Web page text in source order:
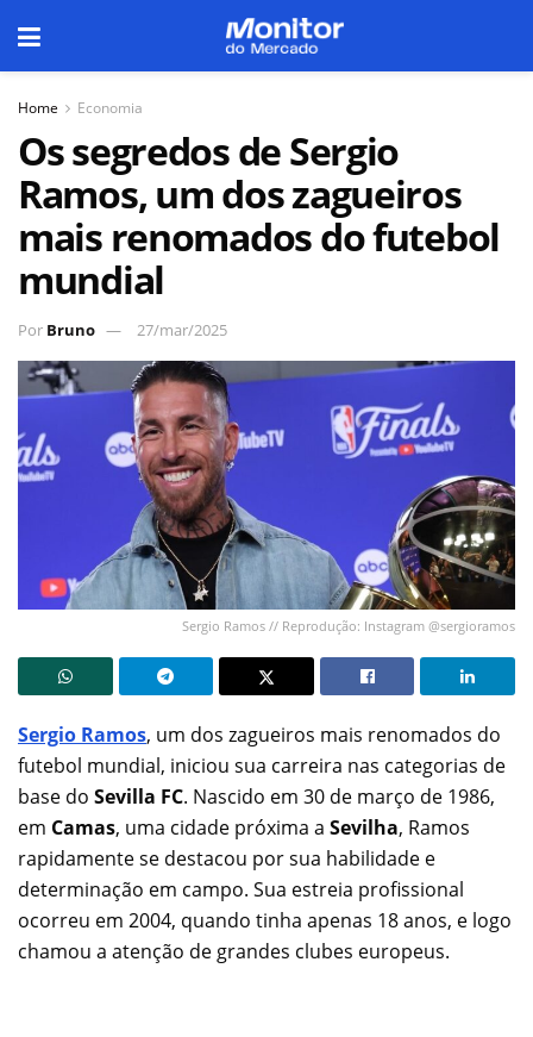
Home Economia
Os segredos de Sergio
Ramos, um dos zagueiros
mais renomados do futebol
mundial
Por Bruno 27/mar/2025
Sergio Ramos // Reprodução: Instagram @sergioramos
Sergio Ramos, um dos zagueiros mais renomados do
futebol mundial, iniciou sua carreira nas categorias de
base do Sevilla FC. Nascido em 30 de março de 1986,
em Camas, uma cidade próxima a Sevilha, Ramos
rapidamente se destacou por sua habilidade e
determinação em campo. Sua estreia profissional
ocorreu em 2004, quando tinha apenas 18 anos, e logo
chamou a atenção de grandes clubes europeus.